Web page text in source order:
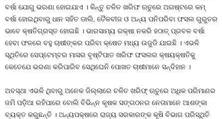
ବର୍ଷା ଯୋଗୁ ଭରଣା ହୋଇଯାଏ । କିନ୍ତୁ ଚଳିତ ଖରିଫ ଋତୁରେ ଅଗଷ୍ଟରେ କମ୍‍
ବର୍ଷା ହୋଇଥିବାରୁ ଧାନ ସହିତ ଡାଲି, ତୈଳବୀଜ ଓ ଅନ୍ୟ ପନିପରିବା ଫସଲ ଗୁରୁତର
ଭାବେ କ୍ଷତିଗ୍ରସ୍ତ ହୋଇଛି । ଭାରସାମ୍ୟ ରକ୍ଷା ନକରି ହଠାତ୍‍ ପ୍ରବଳ ବର୍ଷା
ହେବା ଫଳରେ ବହୁ ଚାଷୀଙ୍କର ପରିବା କ୍ଷେତ ମଧ୍ୟ ଉଜୁଡି ଯାଇଛି । ଏଭଳି
ସ୍ଥିତିରେ ସେପ୍ଟେମ୍ବର ମାସର ବୃଷ୍ଟିପାତ ଖରିଫ ଫସଲର କ୍ଷୟକ୍ଷତିକୁ
କେତେଯେ ଭରଣା କରିପାରିବ ସେଥିଘେନି ପୋଖତ ଚାଷୀମାନେ ସନ୍ଦିହାନ ।
ଅବସ୍ଥା ଏଭଳି ଥିବାରୁ ଅନେକ ଜିଲ୍ଲାରେ ଚଳିତ ଖରିଫ୍‍ ଋତୁରେ ଅଧିକ ପରିମାଣର
ଜମି ପଡ଼ିଆ ରହିପାରେ ବୋଲି ବିଭିନ୍ନ କୃଷକ ସଙ୍ଗଠନର ନେତାମାନେ ଆଶଙ୍କା
ବ୍ୟକ୍ତ କରୁଛନ୍ତି । ଅନ୍ୟପକ୍ଷରେ ରାଜ୍ୟ ସରକାରଙ୍କ କୃଷି ବିଭାଗ ପରିସ୍ଥିତି